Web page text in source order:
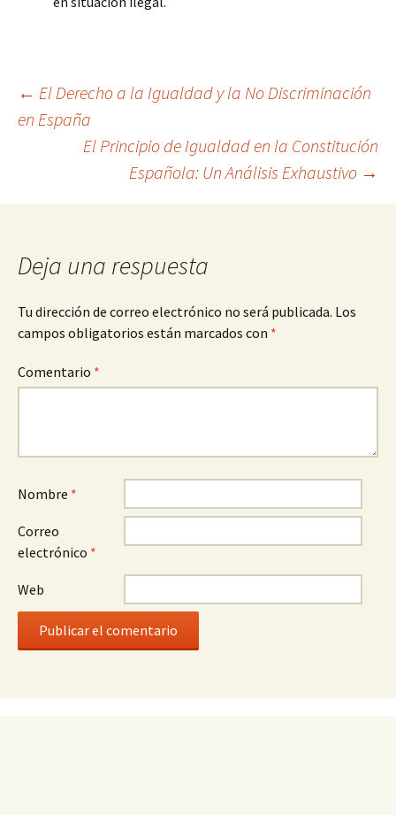
Navegación
entradas
← El Derecho a la Igualdad y la No Discriminación
en España
El Principio de Igualdad en la Constitución
Española: Un Análisis Exhaustivo →
Deja una respuesta
Tu dirección de correo electrónico no será publicada. Los
campos obligatorios están marcados con *
Comentario *
Nombre *
Correo
electrónico *
Web